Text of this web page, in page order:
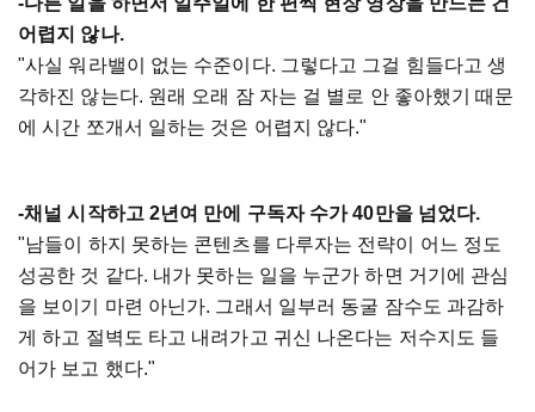
어렵지 않나.
"사실 워라밸이 없는 수준이다. 그렇다고 그걸 힘들다고 생
각하진 않는다. 원래 오래 잠 자는 걸 별로 안 좋아했기 때문
에 시간 쪼개서 일하는 것은 어렵지 않다."
-채널 시작하고 2년여 만에 구독자 수가 40만을 넘었다.
"남들이 하지 못하는 콘텐츠를 다루자는 전략이 어느 정도
성공한 것 같다. 내가 못하는 일을 누군가 하면 거기에 관심
을 보이기 마련 아닌가. 그래서 일부러 동굴 잠수도 과감하
게 하고 절벽도 타고 내려가고 귀신 나온다는 저수지도 들
어가 보고 했다."